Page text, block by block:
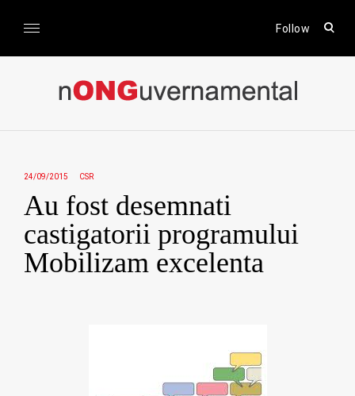
Follow
open
form
nONGuvernamental
24/09/2015 CSR
Au fost desemnati
castigatorii programului
Mobilizam excelenta